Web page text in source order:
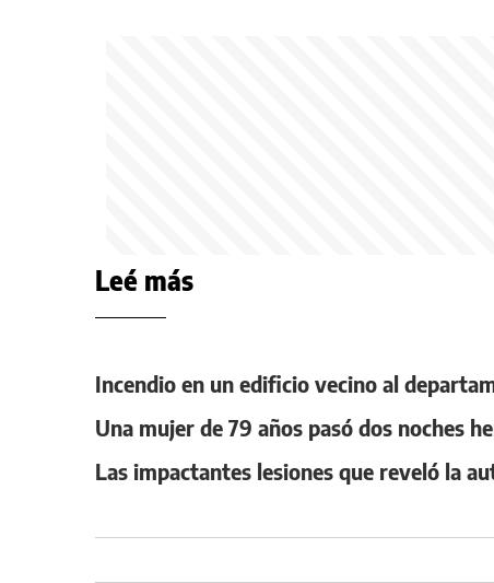
Leé más
Incendio en un edificio vecino al
Una mujer de 79 años pasó dos noches
Las impactantes lesiones que reveló la